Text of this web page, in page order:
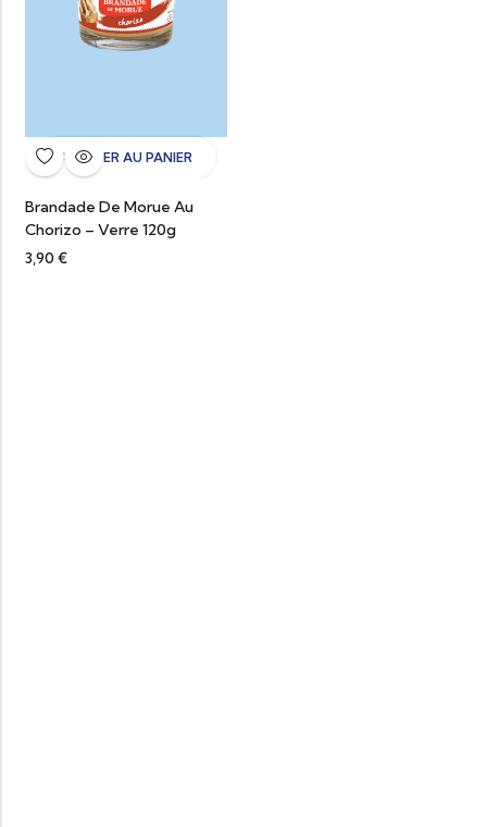
AJOUTER AU PANIER
Brandade De Morue Au
Chorizo – Verre 120g
3,90 €